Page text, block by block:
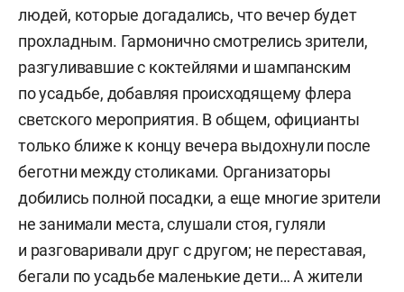
людей, которые догадались, что вечер будет
прохладным. Гармонично смотрелись зрители,
разгуливавшие с коктейлями и шампанским
по усадьбе, добавляя происходящему флера
светского мероприятия. В общем, официанты
только ближе к концу вечера выдохнули после
беготни между столиками. Организаторы
добились полной посадки, а еще многие зрители
не занимали места, слушали стоя, гуляли
и разговаривали друг с другом; не переставая,
бегали по усадьбе маленькие дети… А жители